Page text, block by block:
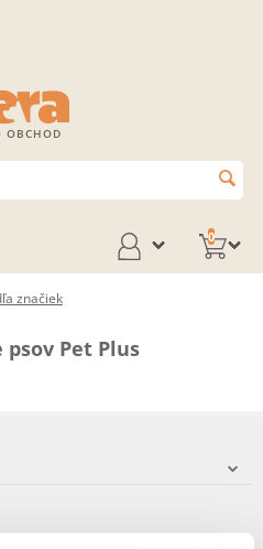
OBCHOD
0
značiek
Pet Plus